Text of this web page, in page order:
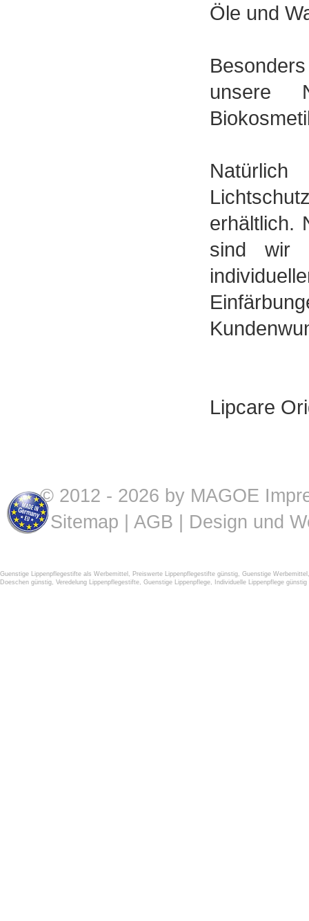
Öle und
unsere
erhältlich.
sind wir
Lipcare
© 2012 - 2026 by MAGOE
Sitemap
AGB | Design und
Guenstige Lippenpflegestifte als Werbemittel , Preiswerte Lippenpflegestifte günstig, Guenstige Werbemittel
Doeschen günstig, Veredelung Lippenpflegestifte, Guenstige Lippenpflege, Individuelle Lippenpflege günstig